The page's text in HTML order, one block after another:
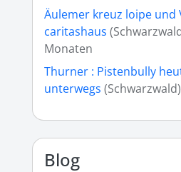
Äulemer kreuz loipe und
caritashaus
Monaten
Thurner : Pistenbully
unterwegs
Blog